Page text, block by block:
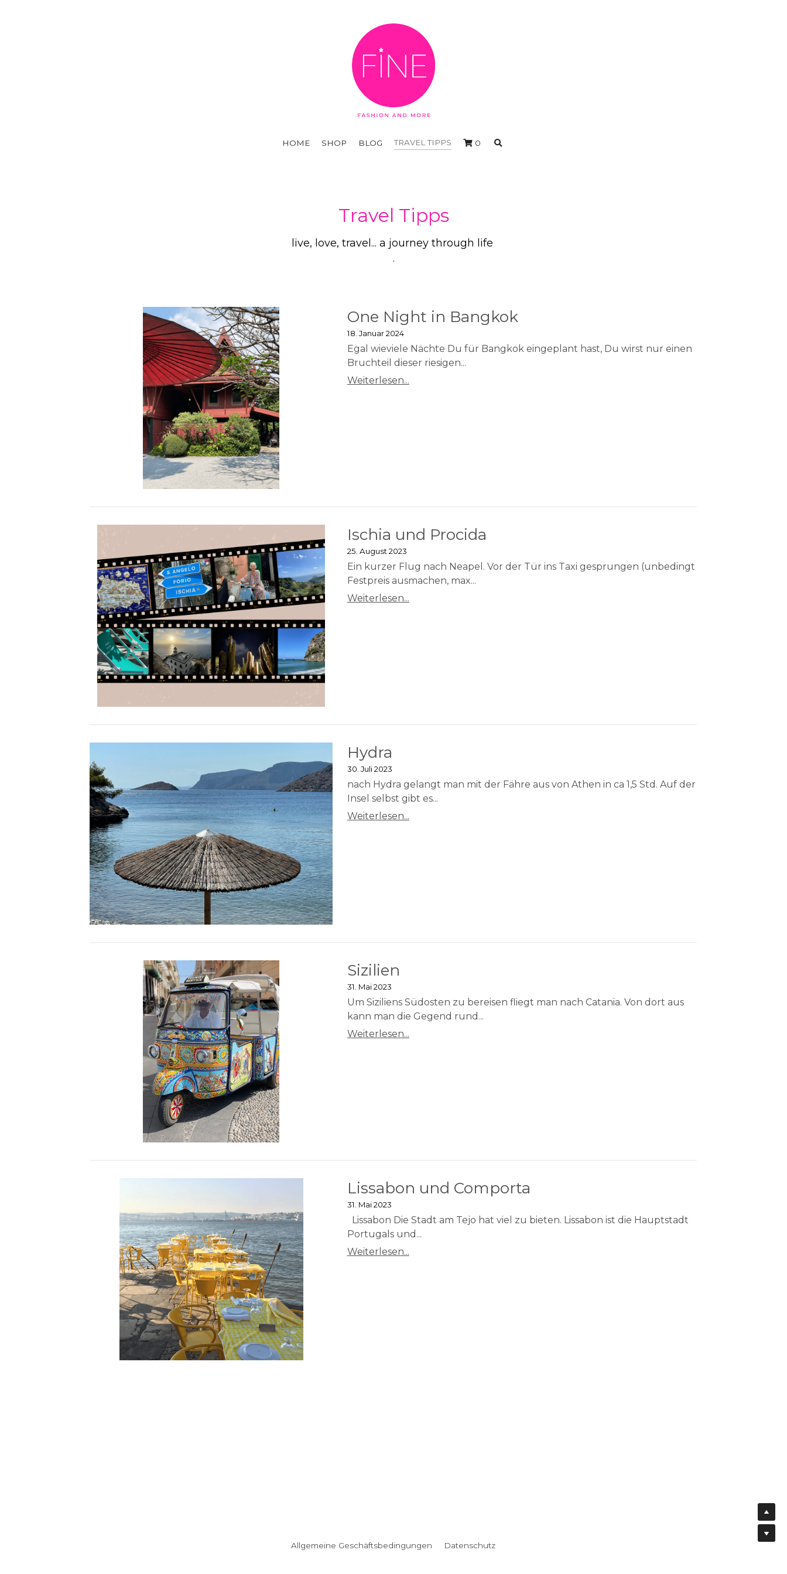
HOME SHOP BLOG TRAVEL TIPPS 0
Travel Tipps
live, love, travel... a journey through life
.
One Night in Bangkok
18. Januar 2024
Egal wieviele Nächte Du für Bangkok eingeplant hast, Du wirst nur einen
Bruchteil dieser riesigen...
Weiterlesen...
Ischia und Procida
25. August 2023
Ein kurzer Flug nach Neapel. Vor der Tür ins Taxi gesprungen (unbedingt
Festpreis ausmachen, max...
Weiterlesen...
Hydra
30. Juli 2023
nach Hydra gelangt man mit der Fähre aus von Athen in ca 1,5 Std. Auf der
Insel selbst gibt es...
Weiterlesen...
Sizilien
31. Mai 2023
Um Siziliens Südosten zu bereisen fliegt man nach Catania. Von dort aus
kann man die Gegend rund...
Weiterlesen...
Lissabon und Comporta
31. Mai 2023
Lissabon Die Stadt am Tejo hat viel zu bieten. Lissabon ist die Hauptstadt
Portugals und...
Weiterlesen...
Allgemeine Geschäftsbedingungen
Datenschutz